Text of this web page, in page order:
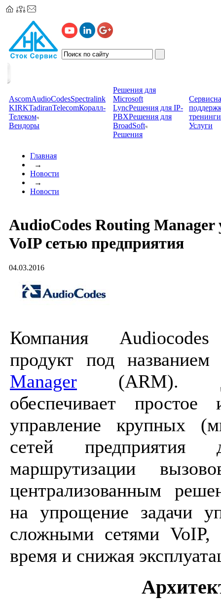
AscomAudioCodesSpectralink
KIRKTadiranTelecomКоралл-
Телеком
Вендоры
Решения для
Microsoft
LyncРешения для IP-
PBXРешения для
BroadSoft
Решения
тренинги
Услуги
Главная
→
Новости
→
Новости
AudioCodes Routing Manager
VoIP сетью предприятия
04.03.2016
Компания Audiocodes
продукт под
Manager (ARM).
обеспечивает простое
управление крупных
сетей предприятия
маршрутизации
централизованным
на упрощение задачи
сложными сетями
время и снижая